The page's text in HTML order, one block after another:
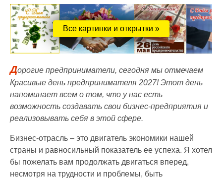
Все картинки и открытки »
Дорогие предприниматели, сегодня мы отмечаем
Красивые день предпринимателя 2027! Этот день
напоминает всем о том, что у нас есть
возможность создавать свои бизнес-предприятия и
реализовывать себя в этой сфере.
Бизнес-отрасль – это двигатель экономики нашей
страны и равносильный показатель ее успеха. Я хотел
бы пожелать вам продолжать двигаться вперед,
несмотря на трудности и проблемы, быть